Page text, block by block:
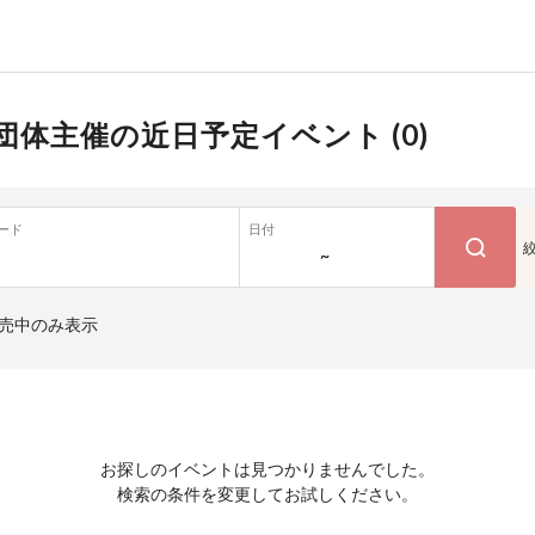
体主催の近日予定イベント (0)
ド 日付
~
中のみ表示
お探しのイベントは見つかりませんでした。
検索の条件を変更してお試しください。